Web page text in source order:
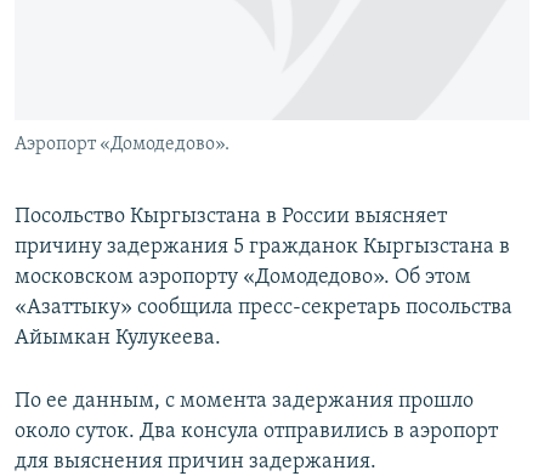
Аэропорт «Домодедово».
Посольство Кыргызстана в России выясняет
причину задержания 5 гражданок Кыргызстана в
московском аэропорту «Домодедово». Об этом
«Азаттыку» сообщила пресс-секретарь посольства
Айымкан Кулукеева.
По ее данным, с момента задержания прошло
около суток. Два консула отправились в аэропорт
для выяснения причин задержания.